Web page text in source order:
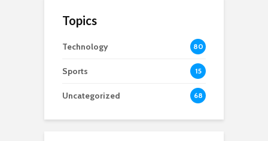
Topics
Technology 80
Sports 15
Uncategorized 68